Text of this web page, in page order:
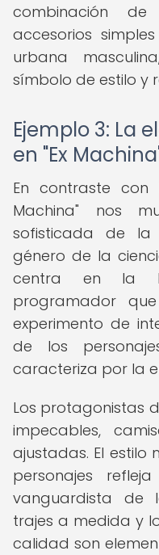
combinación
accesorios
urbana
símbolo de estilo y
Ejemplo 3: La
en "Ex
En contraste con
Machina" nos
sofisticada de
género de la
centra en la
programador
experimento de
de los
caracteriza por la
Los protagonistas
impecables,
ajustadas. El estilo
personajes
vanguardista de
trajes a medida y
calidad son